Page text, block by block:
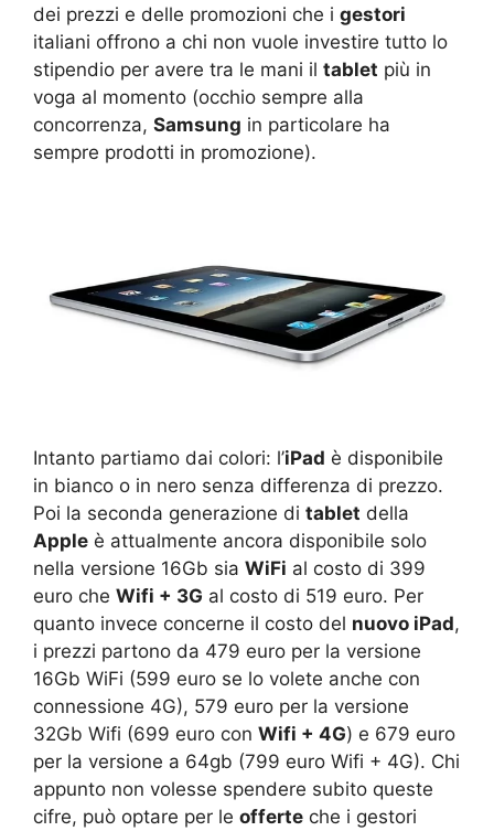
dei prezzi e delle promozioni che i gestori
italiani offrono a chi non vuole investire tutto lo
stipendio per avere tra le mani il tablet più in
voga al momento (occhio sempre alla
concorrenza, Samsung in particolare ha
sempre prodotti in promozione).
Intanto partiamo dai colori: l’iPad è disponibile
in bianco o in nero senza differenza di prezzo.
Poi la seconda generazione di tablet della
Apple è attualmente ancora disponibile solo
nella versione 16Gb sia WiFi al costo di 399
euro che Wifi + 3G al costo di 519 euro. Per
quanto invece concerne il costo del nuovo iPad,
i prezzi partono da 479 euro per la versione
16Gb WiFi (599 euro se lo volete anche con
connessione 4G), 579 euro per la versione
32Gb Wifi (699 euro con Wifi + 4G) e 679 euro
per la versione a 64gb (799 euro Wifi + 4G). Chi
appunto non volesse spendere subito queste
cifre, può optare per le offerte che i gestori